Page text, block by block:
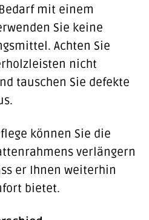
mit einem
Sie keine
Achten Sie
nicht
tauschen Sie defekte
können Sie die
verlängern
er Ihnen weiterhin
bietet.